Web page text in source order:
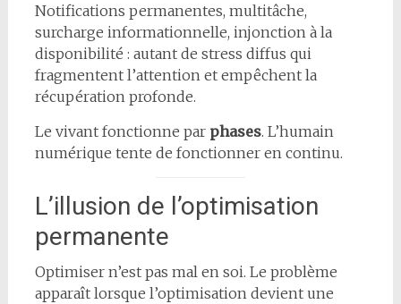
Notifications permanentes, multitâche,
surcharge informationnelle, injonction à la
disponibilité : autant de stress diffus qui
fragmentent l’attention et empêchent la
récupération profonde.
Le vivant fonctionne par phases. L’humain
numérique tente de fonctionner en continu.
L’illusion de l’optimisation
permanente
Optimiser n’est pas mal en soi. Le problème
apparaît lorsque l’optimisation devient une